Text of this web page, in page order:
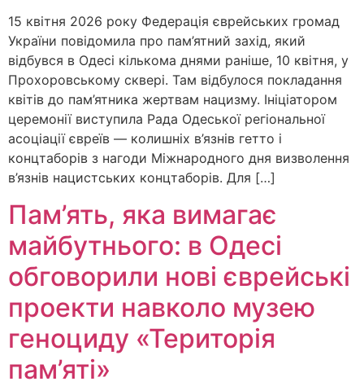
15 квітня 2026 року Федерація єврейських громад
України повідомила про пам’ятний захід, який
відбувся в Одесі кількома днями раніше, 10 квітня, у
Прохоровському сквері. Там відбулося покладання
квітів до пам’ятника жертвам нацизму. Ініціатором
церемонії виступила Рада Одеської регіональної
асоціації євреїв — колишніх в’язнів гетто і
концтаборів з нагоди Міжнародного дня визволення
в’язнів нацистських концтаборів. Для […]
Пам’ять, яка вимагає
майбутнього: в Одесі
обговорили нові єврейські
проекти навколо музею
геноциду «Територія
пам’яті»